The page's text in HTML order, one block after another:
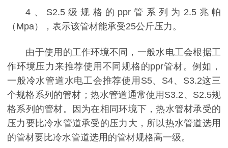
4、S2.5级规格 的 ppr 管系列 为 2.5兆帕
（ Mpa） ，表示该管材能承受25公斤压力。
由于使用的工作环境不同，一般水电工会根据工
作环境压力来推荐使用不同规格的ppr管材。例如，
一般冷水管道水电工会推荐使用S5、S4、S3.2这三
个规格系列的管材；热水管道通常使用S3.2、S2.5规
格系列的管材。因为在相同环境下，热水管材承受的
压力要比冷水管道承受的压力大，所以热水管道选用
的管材要比冷水管道选用的管材规格高一级。